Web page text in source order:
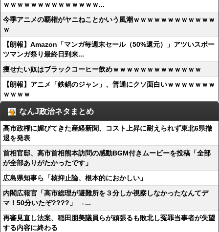
ｗｗｗｗｗｗｗｗｗｗｗｗｗｗ...
今季アニメの覇権がヤニねことかいう風潮ｗｗｗｗｗｗｗｗｗｗｗｗ
ｗ
【朗報】Amazon「マンガ毎週末セール（50%還元）」アツいスポー
ツマンガ祭り最終日到来...
痩せたい奴はブラックコーヒー飲めｗｗｗｗｗｗｗｗｗｗｗｗｗ
【朗報】アニメ「鉄鍋のジャン」、普通にクソ面白いｗｗｗｗｗｗｗ
ｗｗｗｗ
なんJ政治ネタまとめ
高市政権に媚びてきた産経新聞、コスト上昇に耐えられず東北6県撤
退を発表
首相官邸、高市首相熊本訪問の感動BGM付きムービーを投稿「全部
が全部ありがたかったです」
広島県知事ら「核抑止論、根本的におかしい」
内閣広報官「高市総理が避難所を３分しか視察しなかったなんてデ
マ！50分いたぞ????」 →...
再審見直し法案、稲田朋美議員らが頑張るも敗北し冤罪当事者が失望
する内容に終わる